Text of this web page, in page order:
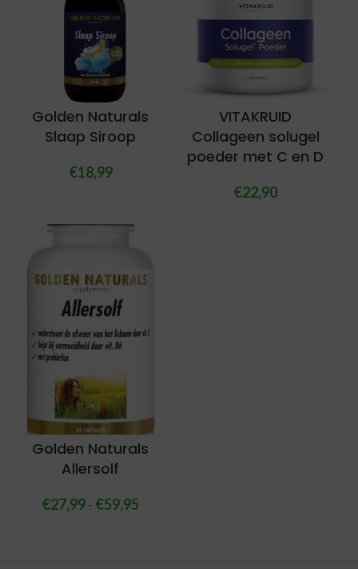
Golden Naturals
Slaap Siroop
€18,99
VITAKRUID
Collageen solugel
poeder met C en D
€22,90
Golden Naturals
Allersolf
€27,99- €59,95